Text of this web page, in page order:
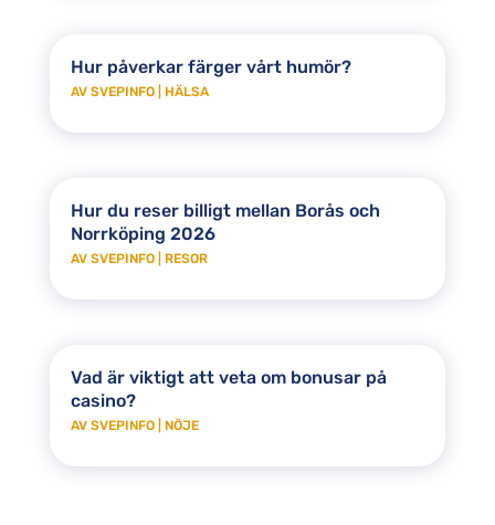
Hur påverkar färger vårt humör?
AV SVEPINFO| HÄLSA
Hur du reser billigt mellan Borås och
Norrköping 2026
AV SVEPINFO| RESOR
Vad är viktigt att veta om bonusar på
casino?
AV SVEPINFO| NÖJE